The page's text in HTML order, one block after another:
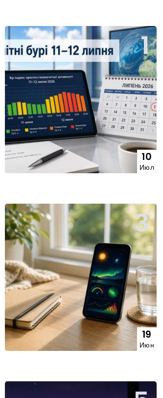
10
Июл
19
Июн